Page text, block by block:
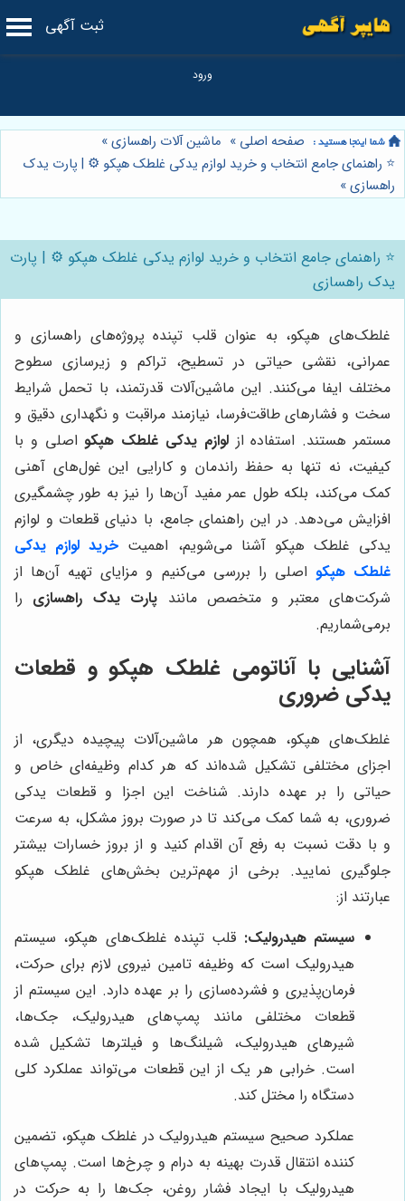
ثبت آگهی
صفحه اصلی » ماشین آلات راهسازی»
⭐️ راهنمای جامع انتخاب و خرید لوازم یدکی غلطک هپکو ⚙️ | پارت یدک
راهسازی»
⭐️ راهنمای جامع انتخاب و خرید لوازم یدکی غلطک هپکو ⚙️ | پارت
یدک راهسازی
غلطک‌های هپکو، به عنوان قلب تپنده پروژه‌های راهسازی و
عمرانی، نقشی حیاتی در تسطیح، تراکم و زیرسازی سطوح
مختلف ایفا می‌کنند. این ماشین‌آلات قدرتمند، با تحمل شرایط
سخت و فشارهای طاقت‌فرسا، نیازمند مراقبت و نگهداری دقیق و
مستمر هستند. استفاده ازلوازم یدکی غلطک هپکواصلی و با
کیفیت، نه تنها به حفظ راندمان و کارایی این غول‌های آهنی
کمک می‌کند، بلکه طول عمر مفید آن‌ها را نیز به طور چشمگیری
افزایش می‌دهد. در این راهنمای جامع، با دنیای قطعات و لوازم
یدکی غلطک هپکو آشنا می‌شویم، اهمیت خرید لوازم یدکی
غلطک هپکو اصلی را بررسی می‌کنیم و مزایای تهیه آن‌ها از
شرکت‌های معتبر و متخصص مانند پارت یدک راهسازی را
برمی‌شماریم.
آشنایی با آناتومی غلطک هپکو و قطعات
یدکی ضروری
غلطک‌های هپکو، همچون هر ماشین‌آلات پیچیده دیگری، از
اجزای مختلفی تشکیل شده‌اند که هر کدام وظیفه‌ای خاص و
حیاتی را بر عهده دارند. شناخت این اجزا و قطعات یدکی
ضروری، به شما کمک می‌کند تا در صورت بروز مشکل، به سرعت
و با دقت نسبت به رفع آن اقدام کنید و از بروز خسارات بیشتر
جلوگیری نمایید. برخی از مهم‌ترین بخش‌های غلطک هپکو
عبارتند از:
سیستم هیدرولیک: قلب تپنده غلطک‌های هپکو، سیستم
هیدرولیک است که وظیفه تامین نیروی لازم برای حرکت،
فرمان‌پذیری و فشرده‌سازی را بر عهده دارد. این سیستم از
قطعات مختلفی مانند پمپ‌های هیدرولیک، جک‌ها،
شیرهای هیدرولیک، شیلنگ‌ها و فیلترها تشکیل شده
است. خرابی هر یک از این قطعات می‌تواند عملکرد کلی
دستگاه را مختل کند.
عملکرد صحیح سیستم هیدرولیک در غلطک هپکو، تضمین
کننده انتقال قدرت بهینه به درام و چرخ‌ها است. پمپ‌های
هیدرولیک با ایجاد فشار روغن، جک‌ها را به حرکت در